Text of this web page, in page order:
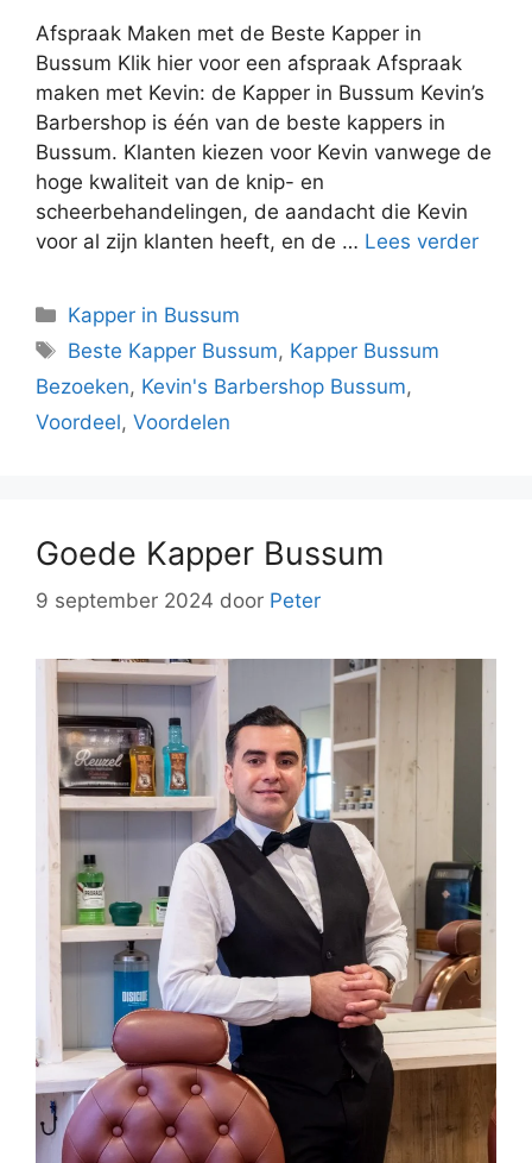
Afspraak Maken met de Beste Kapper in
Bussum Klik hier voor een afspraak Afspraak
maken met Kevin: de Kapper in Bussum Kevin’s
Barbershop is één van de beste kappers in
Bussum. Klanten kiezen voor Kevin vanwege de
hoge kwaliteit van de knip- en
scheerbehandelingen, de aandacht die Kevin
voor al zijn klanten heeft, en de … Lees verder
Kapper in Bussum
Beste Kapper Bussum, Kapper Bussum
Bezoeken, Kevin's Barbershop Bussum,
Voordeel, Voordelen
Goede Kapper Bussum
9 september 2024 door Peter